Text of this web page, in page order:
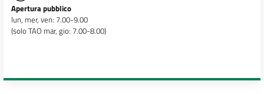
Apertura pubblico
lun, mer, ven: 7.00-9.00
(solo TAO mar, gio: 7.00-8.00)